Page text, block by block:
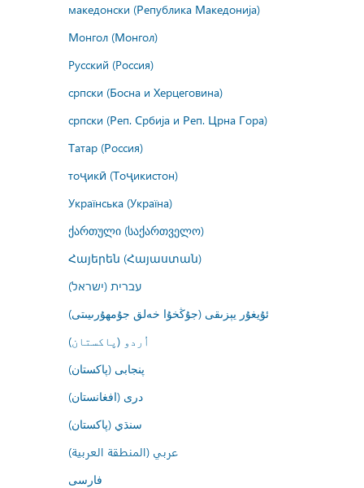
македонски (Република Македонија)
Монгол (Монгол)
Русский (Россия)
српски (Босна и Херцеговина)
српски (Реп. Србија и Реп. Црна Гора)
Татар (Россия)
тоҷикӣ (Тоҷикистон)
Українська (Україна)
ქართული (საქართველო)
Հայերեն (Հայաստան)
עברית (ישראל)
ئۇيغۇر يېزىقى (جۇڭخۇا خەلق جۇمھۇرىيىتى)
اُردو (پاکستان)
پنجابی (پاکستان)
درى (افغانستان)
سنڌي (پاکستان)
عربي (المنطقة العربية)
فارسى